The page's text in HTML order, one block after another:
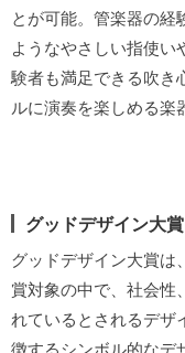
とが可能。管楽器の
ようなやさしい指使い
験者も満足できる吹き
ルに演奏を楽しめる楽
グッドデザイン大
グッドデザイン大賞は
賞対象の中で、社会性
れているとされるデザ
徴するシンボル的なデ